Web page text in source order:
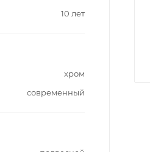
10 лет
хром
современный